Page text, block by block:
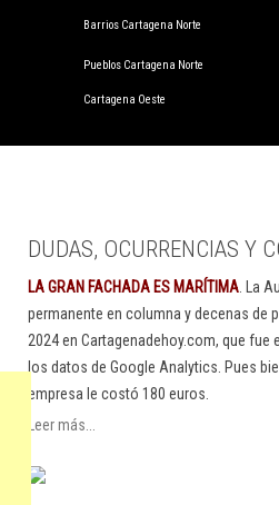
Barrios Cartagena Norte
Pueblos Cartagena Norte
Cartagena Oeste
DUDAS, OCURRENCIAS Y
LA GRAN FACHADA ES MARÍTIMA . La
permanente en columna y decenas
2024 en Cartagenadehoy.com, que
los datos de Google Analytics. Pues
empresa le costó 180 euros.
Leer más...